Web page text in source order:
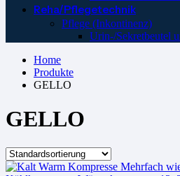
Reha/Pflegetechnik
Pflege (Inkontinenz)
Urin-/Sekretbeutel
Home
Produkte
GELLO
GELLO